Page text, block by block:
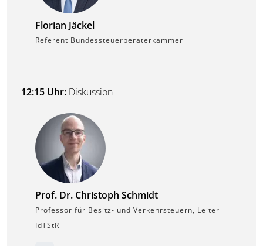
Florian Jäckel
Referent Bundessteuerberaterkammer
12:15 Uhr: Diskussion
Prof. Dr. Christoph Schmidt
Professor für Besitz- und Verkehrsteuern, Leiter
IdTStR